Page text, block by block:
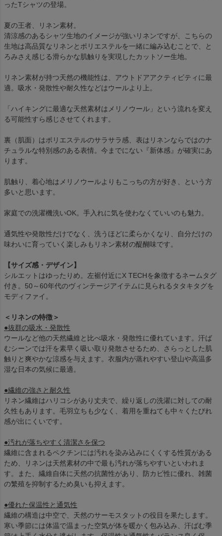
ったTシャツの登場。
夏の王者、リネン素材。
清涼感のあるシャツ生地のイメージが強いリネンですが、こちらの
生地は高品質なリネンとポリエステルを一緒に編み込むことで、と
ろみさえ感じる滑らかな肌触りを実現したカットソー生地。
リネン素材が持つ天然の機能性は、アウトドアアクティビティに最
適。吸水・発散性や耐久性などはウールより上。
「ハイキングに最適な天然素材はメリノウール」という流れを変え
る可能性すら感じさせてくれます。
裏（肌面）はポリエステルのサラサラ感、表はリネンならではのナ
チュラルな特別感のある表情。今までにない『新体感』が確実にあ
ります。
肌触り、着心地はメリノウールよりもこっちの方が好き、という方
多いと思います。
家庭での洗濯機洗いOK。手入れに気を使わなくていいのも魅力。
通気性や発散性だけでなく、洗うほどに柔らかくなり、自分だけの
味わいに育っていく楽しみもリネン素材の醍醐味です。
【サイズ感・デザイン】
シルエットはゆったりめ。左裾付近にX TECHを象徴するネームタグ
付き。50～60年代のヴィンテージアイテムに見られるタタキタグを
モディファイ。
＜リネンの特徴＞
●抜群の吸水・発散性
ウールなど他の天然繊維と比べ吸水・発散性に優れています。汗ば
むシーンでは汗を素早く吸い取り発散させるため、さらっとした肌
触りと爽やかな涼感を与えます。衣服内が蒸れやすい登山や高温多
湿な日本の気候に最適。
●繊維の強さと耐久性
リネン繊維はハリコシがあり丈夫で、繰り返しの洗濯に対しての耐
久性もあります。毛羽立ちも少なく、着用を重ねても中々くたびれ
感が出にくいです。
●汚れが落ちやすく清潔さを保つ
繊維に含まれるペクチンには汚れを染み込みにくくする性質がある
ため、リネンは天然素材の中で最も汚れが落ちやすいといわれま
す。また、繊維自体に天然の抗菌性があり、防カビ性に優れ、雑菌
の繁殖を抑制するため臭いも抑えます。
●優れた保温性と通気性
繊維の構造は中空で、天然のサーモスタットの役目を果たします。
寒い季節には体温で温まった空気が体を暖かく包み込み、汗ばむ季